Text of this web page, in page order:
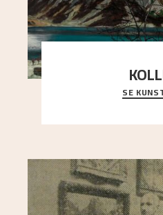
Et ruvende fjell
sterk kontrast til det
SE